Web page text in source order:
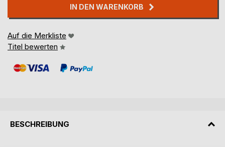
IN DEN WARENKORB
Auf die Merkliste
Titel bewerten
BESCHREIBUNG